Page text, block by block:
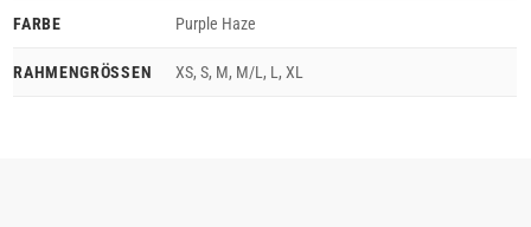
FARBE Purple Haze
RAHMENGRÖSSEN XS, S, M, M/L, L, XL